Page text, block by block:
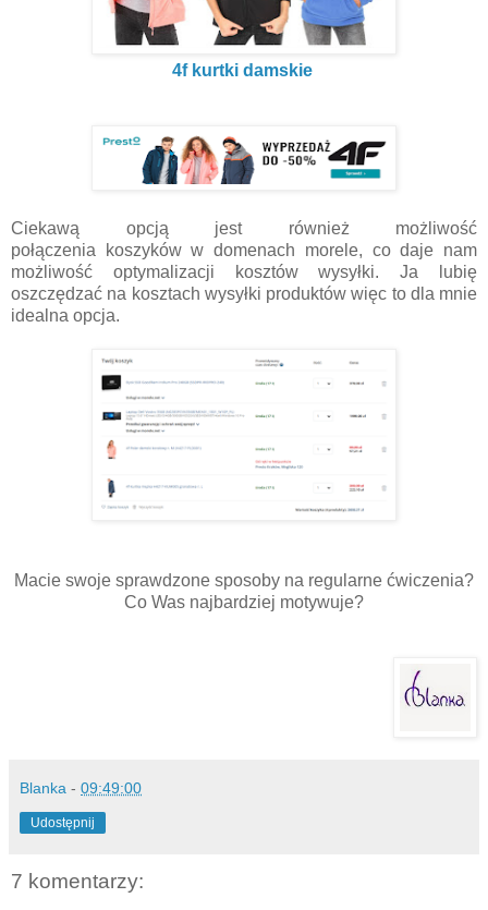
4f kurtki damskie
Ciekawą opcją jest również możliwość
połączenia koszyków w domenach morele, co daje nam
możliwość optymalizacji kosztów wysyłki. Ja lubię
oszczędzać na kosztach wysyłki produktów więc to dla mnie
idealna opcja.
Macie swoje sprawdzone sposoby na regularne ćwiczenia?
Co Was najbardziej motywuje?
Blanka - 09:49:00
Udostępnij
7 komentarzy: